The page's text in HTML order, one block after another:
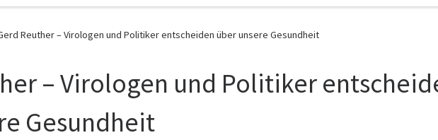
Reuther – Virologen und Politiker entscheiden über unsere Gesundheit
– Virologen und Politiker
Gesundheit